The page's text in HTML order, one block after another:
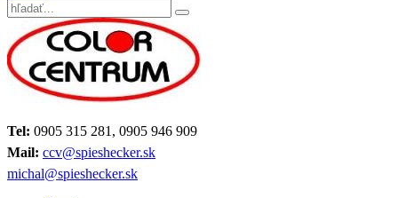
Tel: 0905 315 281, 0905 946 909
Mail: ccv@spieshecker.sk
michal@spieshecker.sk